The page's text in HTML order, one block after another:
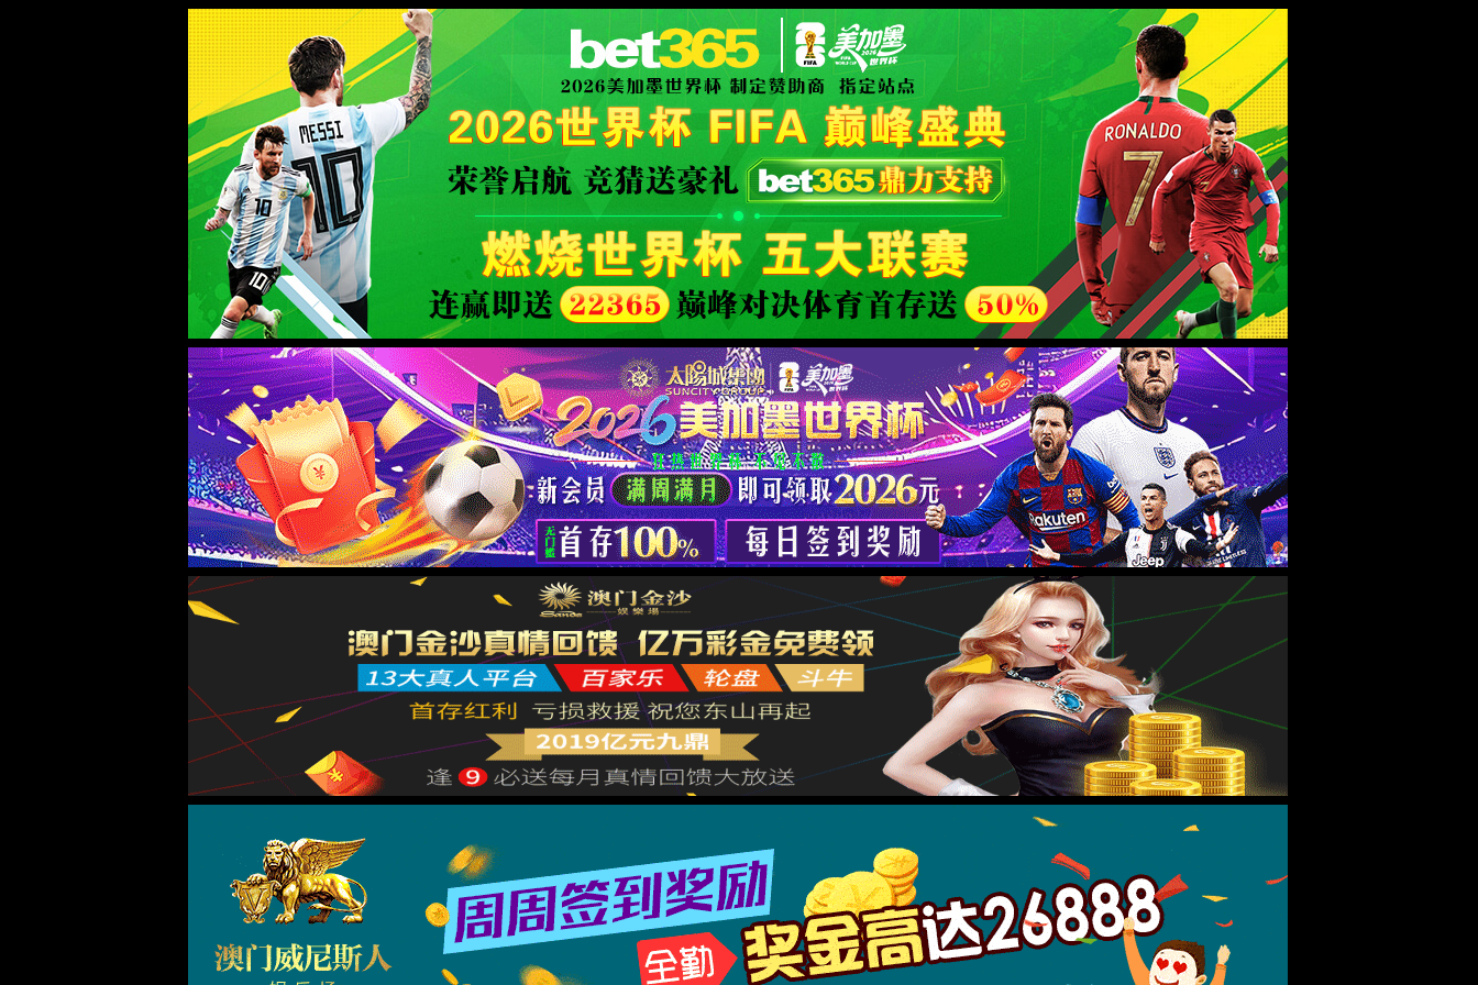
yd222云顶线路检测
404你访问的页面找不回来了
你访问的页面找不回来了，但是我们可以一起寻找失踪宝贝
[ 2026-08-08 12:53:11 ]
XML 地图